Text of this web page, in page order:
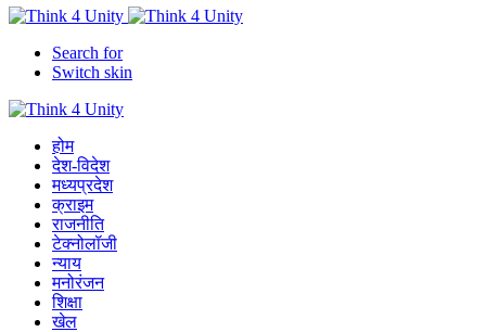
Search for
Switch skin
होम
देश-विदेश
मध्यप्रदेश
क्राइम
राजनीति
टेक्नोलॉजी
न्याय
मनोरंजन
शिक्षा
खेल